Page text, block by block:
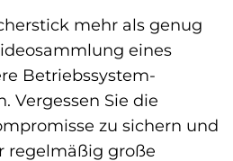
mehr als genug
eines
Betriebssystem-
Vergessen Sie die
zu sichern und
regelmäßig große